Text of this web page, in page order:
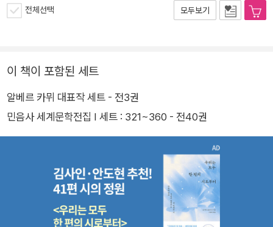
전체선택 모두보기
이 책이 포함된 세트
알베르 카뮈 대표작 세트 - 전3권
민음사 세계문학전집 I 세트 : 321~360 - 전40권